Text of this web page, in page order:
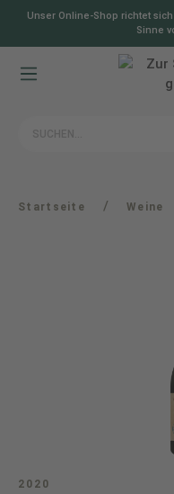
springen
Unser Online-Shop richtet
Sinne
Startseite / Weine
2020